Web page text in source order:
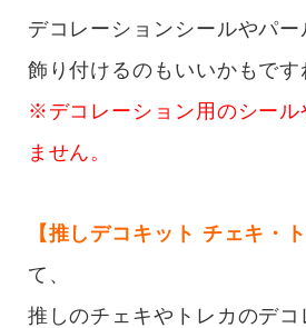
デコレーションシールやパ
飾り付けるのもいいかもです
※デコレーション用のシール
ません。
【推しデコキット チェキ・
て、
推しのチェキやトレカのデ